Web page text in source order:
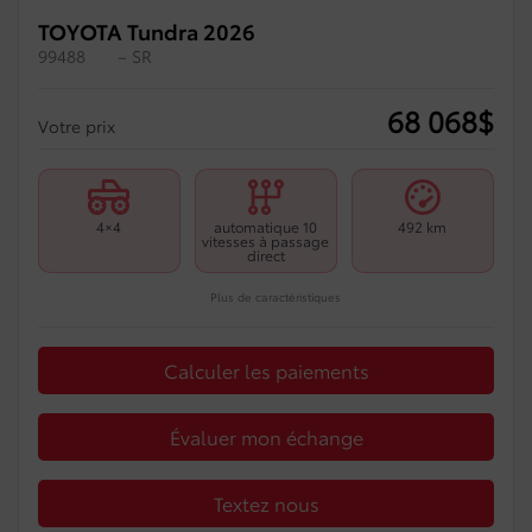
TOYOTA Tundra 2026
99488 – SR
Votre prix 68 068$
4×4 automatique 10
vitesses à passage
direct
492 km
Plus de caractéristiques
Calculer les paiements
Évaluer mon échange
Textez nous